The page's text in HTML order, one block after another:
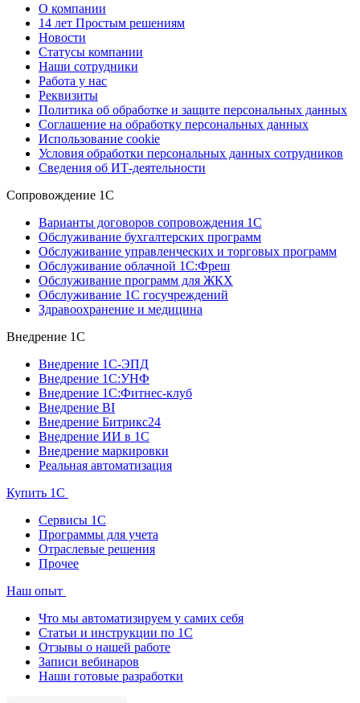
О компании
14 лет Простым решениям
Новости
Статусы компании
Наши сотрудники
Работа у нас
Реквизиты
Политика об обработке и защите персональных данных
Соглашение на обработку персональных данных
Использование cookie
Условия обработки персональных данных сотрудников
Сведения об ИТ-деятельности
Сопровождение 1С
Варианты договоров сопровождения 1С
Обслуживание бухгалтерских программ
Обслуживание управленческих и торговых программ
Обслуживание облачной 1С:Фреш
Обслуживание программ для ЖКХ
Обслуживание 1С госучреждений
Здравоохранение и медицина
Внедрение 1С
Внедрение 1С-ЭПД
Внедрение 1С:УНФ
Внедрение 1С:Фитнес-клуб
Внедрение BI
Внедрение Битрикс24
Внедрение ИИ в 1С
Внедрение маркировки
Реальная автоматизация
Купить 1С
Сервисы 1С
Программы для учета
Отраслевые решения
Прочее
Наш опыт
Что мы автоматизируем у самих себя
Статьи и инструкции по 1С
Отзывы о нашей работе
Записи вебинаров
Наши готовые разработки